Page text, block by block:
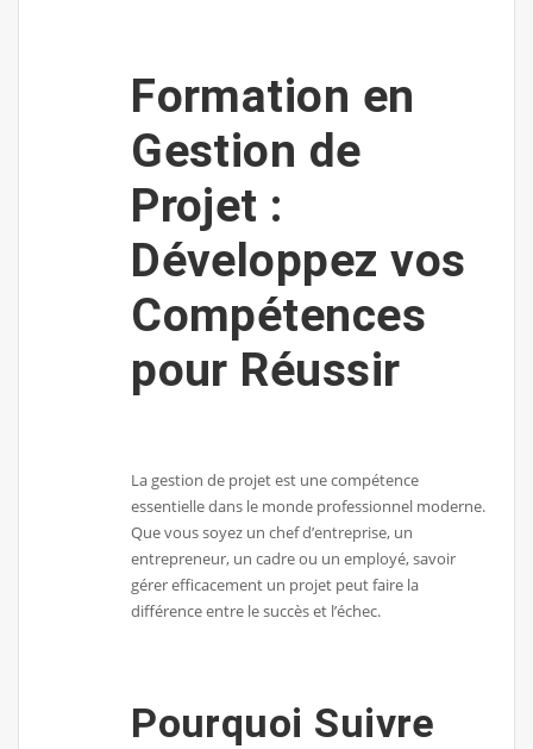
Formation en
Gestion de
Projet :
Développez vos
Compétences
pour Réussir
La gestion de projet est une compétence
essentielle dans le monde professionnel moderne.
Que vous soyez un chef d’entreprise, un
entrepreneur, un cadre ou un employé, savoir
gérer efficacement un projet peut faire la
différence entre le succès et l’échec.
Pourquoi Suivre